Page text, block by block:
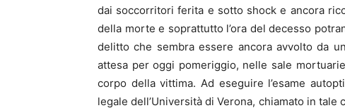
dai soccorritori ferita e sotto shock e ancora
della morte e soprattutto l’ora del decesso
delitto che sembra essere ancora avvolto da
attesa per oggi pomeriggio, nelle sale
corpo della vittima. Ad eseguire l’esame
legale dell’Università di Verona, chiamato in